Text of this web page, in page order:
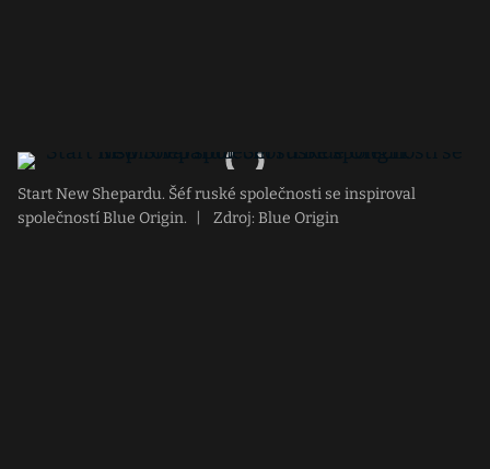
Start New Shepardu. Šéf ruské společnosti se inspiroval
společností Blue Origin.
Zdroj: Blue Origin